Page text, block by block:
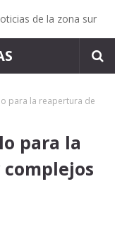
de la zona sur
para la reapertura de
para la